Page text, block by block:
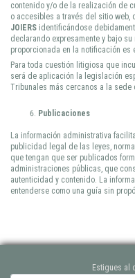
contenido y/o de la realización de
o accesibles a través del sitio web,
JOIERS identificándose
declarando expresamente y bajo
proporcionada en la notificación es
Para toda cuestión litigiosa que
será de aplicación la legislación
Tribunales más cercanos a la sede
Publicaciones
La información administrativa
publicidad legal de las leyes,
que tengan que ser publicados
administraciones públicas, que
autenticidad y contenido. La
entenderse como una guía sin
Estigues al